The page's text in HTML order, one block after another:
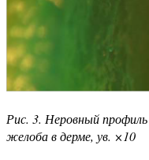
Рис. 3. Неровный
желоба в дерме, ув. ×10